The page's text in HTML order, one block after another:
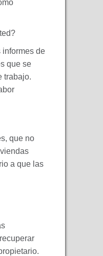
de
que se
trabajo.
que no
a que las